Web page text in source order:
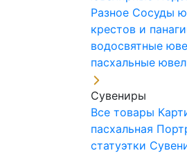
Разное Сосуды
крестов и
водосвятные
пасхальные
Сувениры
Все товары
пасхальная
статуэтки